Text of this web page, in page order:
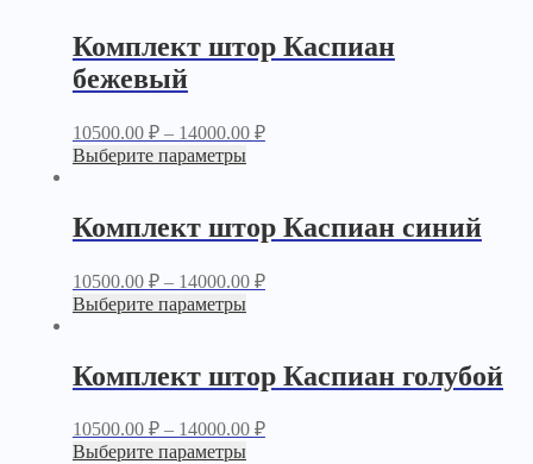
Комплект штор Каспиан
бежевый
10500.00 ₽– 14000.00 ₽
Выберите параметры
Комплект штор Каспиан синий
10500.00 ₽– 14000.00 ₽
Выберите параметры
Комплект штор Каспиан голубой
10500.00 ₽– 14000.00 ₽
Выберите параметры